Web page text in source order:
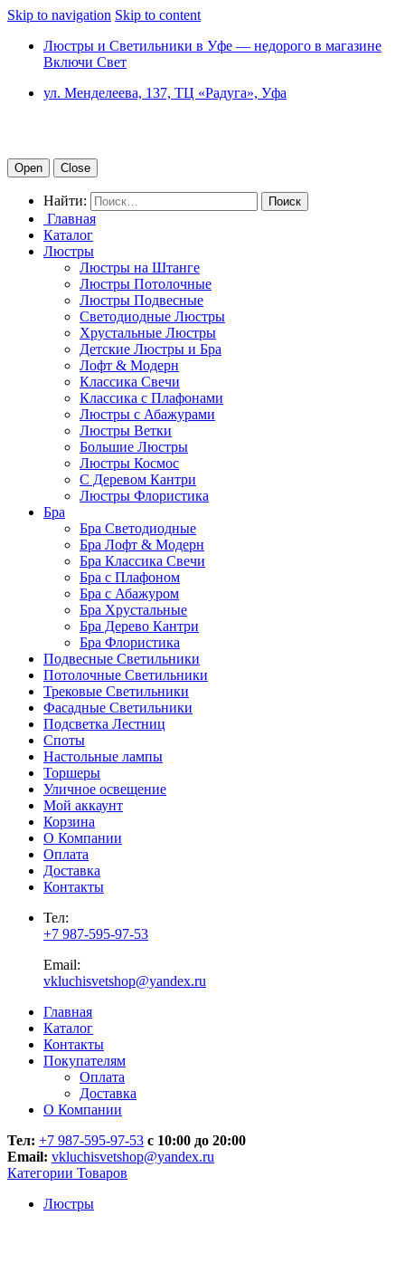
Skip to navigation Skip to content
Люстры и Светильники в Уфе — недорого в магазине
Включи Свет
ул. Менделеева, 137, ТЦ «Радуга», Уфа
Open Close
Найти:
Главная
Каталог
Люстры
Люстры на Штанге
Люстры Потолочные
Люстры Подвесные
Светодиодные Люстры
Хрустальные Люстры
Детские Люстры и Бра
Лофт & Модерн
Классика Свечи
Классика с Плафонами
Люстры с Абажурами
Люстры Ветки
Большие Люстры
Люстры Космос
С Деревом Кантри
Люстры Флористика
Бра
Бра Светодиодные
Бра Лофт & Модерн
Бра Классика Свечи
Бра с Плафоном
Бра с Абажуром
Бра Хрустальные
Бра Дерево Кантри
Бра Флористика
Подвесные Светильники
Потолочные Светильники
Трековые Светильники
Фасадные Светильники
Подсветка Лестниц
Споты
Настольные лампы
Торшеры
Уличное освещение
Мой аккаунт
Корзина
О Компании
Оплата
Доставка
Контакты
Тел:
+7 987-595-97-53
Email:
vkluchisvetshop@yandex.ru
Главная
Каталог
Контакты
Покупателям
Оплата
Доставка
О Компании
Тел: +7 987-595-97-53 с 10:00 до 20:00
Email: vkluchisvetshop@yandex.ru
Категории Товаров
Люстры